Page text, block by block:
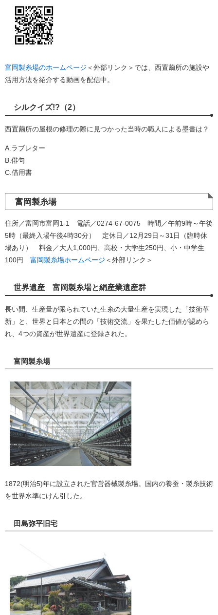
富岡製糸場のホームページ ＜外部リンク＞ では、西置繭所の施設や
活用方法を紹介する動画を配信中。
シルクイズ!?（2）
西置繭所の屋根の修理の際に見つかった当時の職人による墨書は？
A.ラブレター
B.俳句
C.借用書
富岡製糸場
住所／富岡市富岡1-1 電話／0274-67-0075 時間／午前9時～午後
5時（最終入場午後4時30分） 定休日／12月29日～31日（臨時休
場あり） 料金／大人1,000円、高校・大学生250円、小・中学生
100円 富岡製糸場ホームページ ＜外部リンク＞
世界遺産 富岡製糸場と絹産業遺産群
長い間、生産量が限られていた生糸の大量生産を実現した「技術革
新」と、世界と日本との間の「技術交流」を果たした価値が認めら
れ、4つの資産が世界遺産に登録された。
富岡製糸場
1872(明治5)年に設立された官営器械製糸場。国内の養蚕・製糸技術
を世界水準にけん引した。
田島弥平旧宅